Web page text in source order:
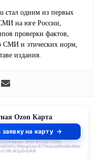
стал одним из первых
на юге России,
проверки фактов,
СМИ и этических норм,
издания.
Ozon Карта
на карту
Банк». ИНН 9703077050.